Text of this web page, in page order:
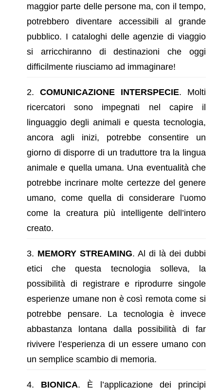
maggior parte delle persone ma, con il tempo,
potrebbero diventare accessibili al grande
pubblico. I cataloghi delle agenzie di viaggio
si arricchiranno di destinazioni che oggi
difficilmente riusciamo ad immaginare!
COMUNICAZIONE INTERSPECIE. Molti
ricercatori sono impegnati nel capire il
linguaggio degli animali e questa tecnologia,
ancora agli inizi, potrebbe consentire un
giorno di disporre di un traduttore tra la lingua
animale e quella umana. Una eventualità che
potrebbe incrinare molte certezze del genere
umano, come quella di considerare l’uomo
come la creatura più intelligente dell’intero
creato.
MEMORY STREAMING. Al di là dei dubbi
etici che questa tecnologia solleva, la
possibilità di registrare e riprodurre singole
esperienze umane non è così remota come si
potrebbe pensare. La tecnologia è invece
abbastanza lontana dalla possibilità di far
rivivere l’esperienza di un essere umano con
un semplice scambio di memoria.
BIONICA. È l’applicazione dei principi